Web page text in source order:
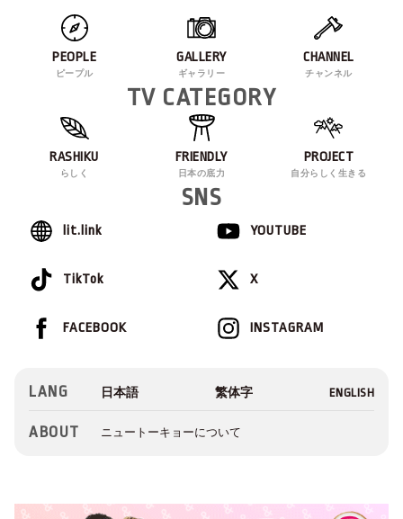
PEOPLE
ピープル
GALLERY
ギャラリー
CHANNEL
チャンネル
TV CATEGORY
RASHIKU
らしく
FRIENDLY
日本の底力
PROJECT
自分らしく生きる
SNS
lit.link YOUTUBE
TikTok X
INSTAGRAM
FACEBOOK
LANG
ABOUT ニュートーキョーについて